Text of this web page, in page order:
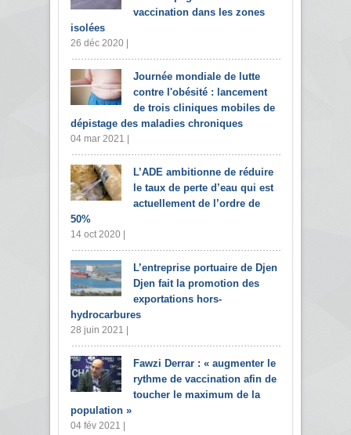
vaccination dans les zones
isolées
26 déc 2020 |
Journée mondiale de lutte
contre l'obésité : lancement
de trois cliniques mobiles de
dépistage des maladies chroniques
04 mar 2021 |
L’ADE ambitionne de réduire
le taux de perte d’eau qui est
actuellement de l’ordre de
50%
14 oct 2020 |
L’entreprise portuaire de Djen
Djen fait la promotion des
exportations hors-
hydrocarbures
28 juin 2021 |
Fawzi Derrar : « augmenter le
rythme de vaccination afin de
toucher le maximum de la
population »
04 fév 2021 |